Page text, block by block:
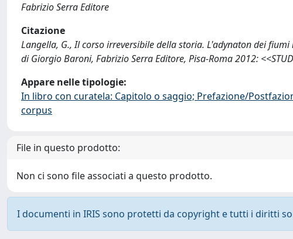
Fabrizio Serra Editore
Citazione
Langella, G., Il corso irreversibile della storia. L'adynaton dei
di Giorgio Baroni, Fabrizio Serra Editore, Pisa-Roma 2012:
Appare nelle tipologie:
In libro con curatela: Capitolo o saggio; Prefazione/
corpus
File in questo prodotto:
Non ci sono file associati a questo prodotto.
I documenti in IRIS sono protetti da copyright e tutti i diritti